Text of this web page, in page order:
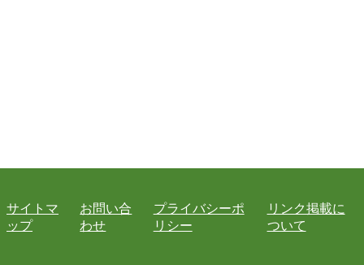
サイトマ
ップ
お問い合
わせ
プライバシーポ
リシー
リンク掲載に
ついて